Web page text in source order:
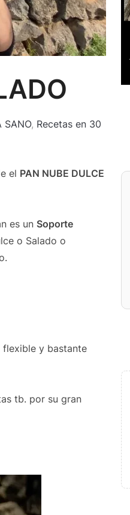
SANO, Recetas en 30
el PAN NUBE DULCE
es un Soporte
o Salado o
flexible y bastante
tb. por su gran